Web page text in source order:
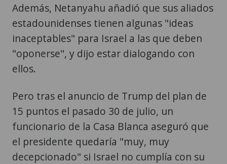
Además, Netanyahu añadió que sus aliados
estadounidenses tienen algunas "ideas
inaceptables" para Israel a las que deben
"oponerse", y dijo estar dialogando con
ellos.
Pero tras el anuncio de Trump del plan de
15 puntos el pasado 30 de julio, un
funcionario de la Casa Blanca aseguró que
el presidente quedaría "muy, muy
decepcionado" si Israel no cumplía con su